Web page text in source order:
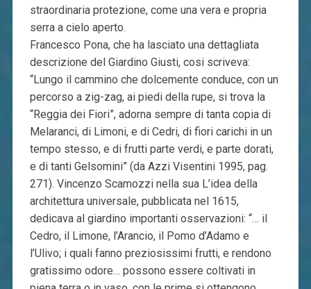
straordinaria protezione, come una vera e propria
serra a cielo aperto.
Francesco Pona, che ha lasciato una dettagliata
descrizione del Giardino Giusti, cosi scriveva:
“Lungo il cammino che dolcemente conduce, con un
percorso a zig-zag, ai piedi della rupe, si trova la
“Reggia dei Fiori”, adorna sempre di tanta copia di
Melaranci, di Limoni, e di Cedri, di fiori carichi in un
tempo stesso, e di frutti parte verdi, e parte dorati,
e di tanti Gelsomini” (da Azzi Visentini 1995, pag.
271). Vincenzo Scamozzi nella sua L’idea della
architettura universale, pubblicata nel 1615,
dedicava al giardino importanti osservazioni: “… il
Cedro, il Limone, l’Arancio, il Pomo d’Adamo e
l’Ulivo; i quali fanno preziosissimi frutti, e rendono
gratissimo odore… possono essere coltivati in